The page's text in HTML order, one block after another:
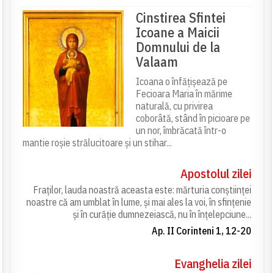
Cinstirea Sfintei
Icoane a Maicii
Domnului de la
Valaam
Icoana o înfățișează pe
Fecioara Maria în mărime
naturală, cu privirea
coborâtă, stând în picioare pe
un nor, îmbrăcată într-o
mantie roșie strălucitoare și un stihar...
Apostolul zilei
Fraților, lauda noastră aceasta este: mărturia conștiinței
noastre că am umblat în lume, și mai ales la voi, în sfințenie
și în curăție dumnezeiască, nu în înțelepciune...
Ap. II Corinteni 1, 12-20
Evanghelia zilei